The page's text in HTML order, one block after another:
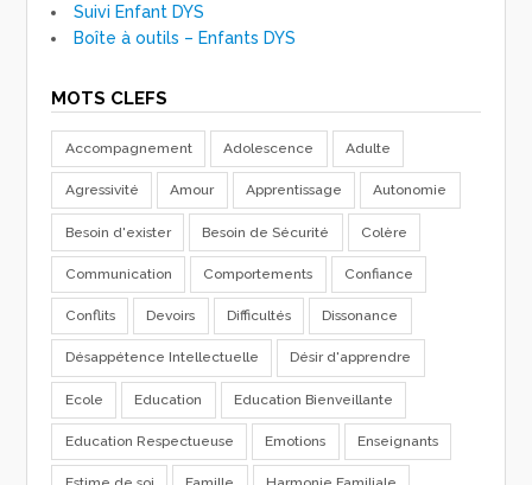
Suivi Enfant DYS
Boîte à outils – Enfants DYS
MOTS CLEFS
Accompagnement Adolescence Adulte
Agressivité Amour Apprentissage Autonomie
Besoin d'exister Besoin de Sécurité Colère
Communication Comportements Confiance
Conflits Devoirs Difficultés Dissonance
Désappétence Intellectuelle Désir d'apprendre
Ecole Education Education Bienveillante
Education Respectueuse Emotions Enseignants